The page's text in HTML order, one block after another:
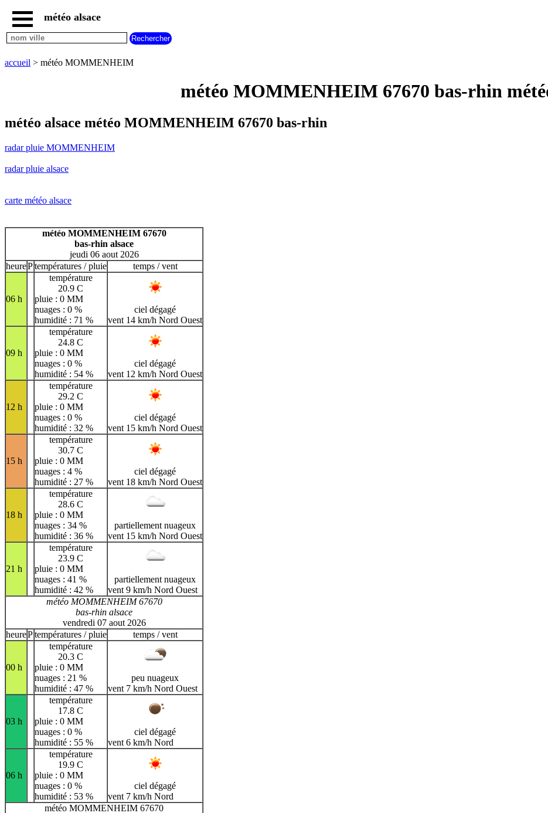
accueil
radar
MOMMENHEIM
radar
pluie
carte
météo
france
villes
F
G
H
I J K L M
N
R S T
U
V
W X Y Z
météo alsace
accueil > météo MOMMENHEIM
météo MOMMENHEIM 67670 bas-rhin
météo alsace météo MOMMENHEIM 67670 bas-rhin
radar pluie MOMMENHEIM
radar pluie alsace
carte météo alsace
météo MOMMENHEIM 67670
bas-rhin alsace
jeudi 06 aout 2026
heurePtempératures / pluie temps / vent
06 h
température
20.9 C
pluie : 0 MM
nuages : 0 %
humidité : 71 %
ciel dégagé
vent 14 km/h Nord Ouest
09 h
température
24.8 C
pluie : 0 MM
nuages : 0 %
humidité : 54 %
ciel dégagé
vent 12 km/h Nord Ouest
12 h
température
29.2 C
pluie : 0 MM
nuages : 0 %
humidité : 32 %
ciel dégagé
vent 15 km/h Nord Ouest
15 h
température
30.7 C
pluie : 0 MM
nuages : 4 %
humidité : 27 %
ciel dégagé
vent 18 km/h Nord Ouest
18 h
température
28.6 C
pluie : 0 MM
nuages : 34 %
humidité : 36 %
partiellement nuageux
vent 15 km/h Nord Ouest
21 h
température
23.9 C
pluie : 0 MM
nuages : 41 %
humidité : 42 %
partiellement nuageux
vent 9 km/h Nord Ouest
météo MOMMENHEIM 67670
bas-rhin alsace
vendredi 07 aout 2026
heurePtempératures / pluie temps / vent
00 h
température
20.3 C
pluie : 0 MM
nuages : 21 %
humidité : 47 %
peu nuageux
vent 7 km/h Nord Ouest
03 h
température
17.8 C
pluie : 0 MM
nuages : 0 %
humidité : 55 %
ciel dégagé
vent 6 km/h Nord
06 h
température
19.9 C
pluie : 0 MM
nuages : 0 %
humidité : 53 %
ciel dégagé
vent 7 km/h Nord
météo MOMMENHEIM 67670